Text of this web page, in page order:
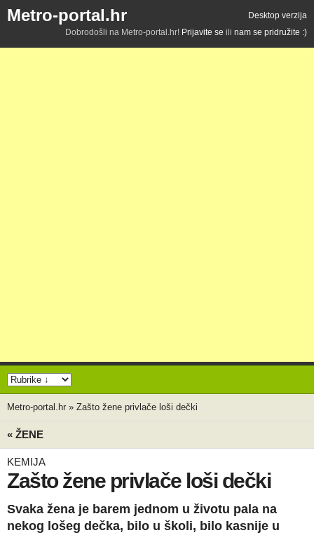
Metro-portal.hr
Desktop verzija
Dobrodošli na Metro-portal.hr! Prijavite se ili nam se pridružite :)
Metro-portal.hr » Zašto žene privlače loši dečki
« ŽENE
KEMIJA
Zašto žene privlače loši dečki
Svaka žena je barem jednom u životu pala na
nekog lošeg dečka, bilo u školi, bilo kasnije u